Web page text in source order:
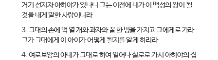
거기 선지자 아히야가 있나니 그는 이전에 내가 이 백성의 왕이 될
것을 내게 말한 사람이니라
3. 그대의 손에 떡 열 개와 과자와 꿀 한 병을 가지고 그에게로 가라
그가 그대에게 이 아이가 어떻게 될지를 알게 하리라
4. 여로보암의 아내가 그대로 하여 일어나 실로로 가서 아히야의 집